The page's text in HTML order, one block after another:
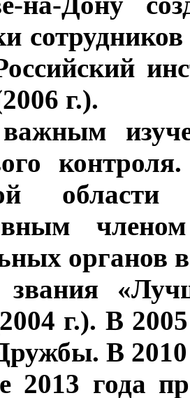
г.).
органов
звания
г.). В
В 2010
2013 года